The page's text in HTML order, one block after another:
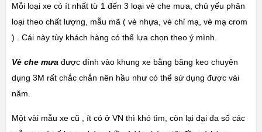
Mỗi loại xe có ít nhất từ 1 đến 3 loại vè che mưa, chủ yếu phân
loại theo chất lượng, mẫu mã ( vè nhựa, vè chỉ mạ, vè mạ crom
) . Cái này tùy khách hàng có thể lựa chọn theo ý mình.
Vè che mưa được dính vào khung xe bằng băng keo chuyên
dụng 3M rất chắc chắn nên hầu như có thể sử dụng được vài
năm.
Một vài mẫu xe cũ , ít có ở VN thì khó tìm, còn lại đại đa số các